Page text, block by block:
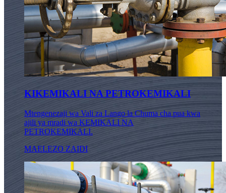
KIKEMIKALI NA PETROKEMIKALI
Mtengenezaji wa Vali za Lango la Chuma cha pua kwa
ajili ya mradi wa KEMIKALI NA
PETROKEMIKALI.
MAELEZO ZAIDI